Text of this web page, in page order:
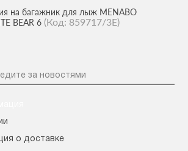
на багажник для лыж MENABO
BEAR 6 (Код: 859717/3E)
за новостями
о доставке